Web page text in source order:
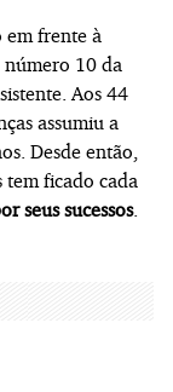
em frente à
10 da
Aos 44
assumiu a
Desde então,
tem ficado cada
seus sucessos.